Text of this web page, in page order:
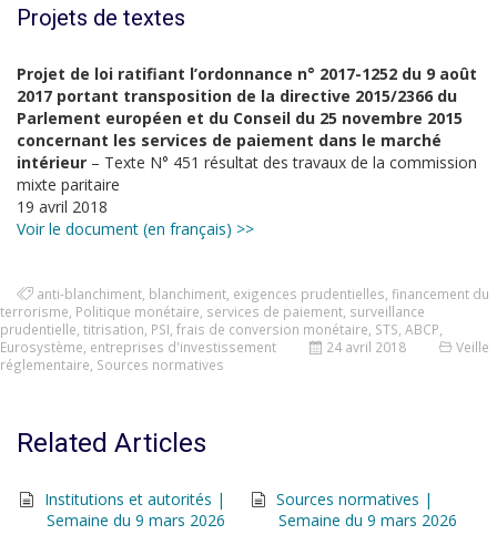
Projets de textes
Projet de loi ratifiant l’ordonnance n° 2017-1252 du 9 août
2017 portant transposition de la directive 2015/2366 du
Parlement européen et du Conseil du 25 novembre 2015
concernant les services de paiement dans le marché
intérieur – Texte N° 451 résultat des travaux de la commission
mixte paritaire
19 avril 2018
Voir le document (en français) >>
anti-blanchiment blanchiment exigences prudentielles financement du
terrorisme Politique monétaire services de paiement surveillance
prudentielle titrisation PSI frais de conversion monétaire STS ABCP
Eurosystème entreprises d'investissement 24 avril 2018
Veille
réglementaire Sources normatives
Related Articles
Institutions et autorités |
Semaine du 9 mars 2026
Sources normatives |
Semaine du 9 mars 2026